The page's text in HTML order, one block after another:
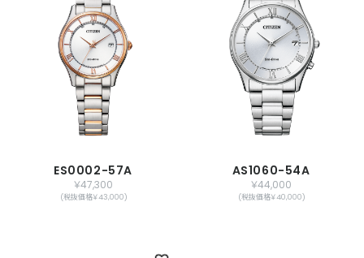
ES0002-57A
￥47,300
(税抜価格￥43,000)
AS1060-54A
￥44,000
(税抜価格￥40,000)